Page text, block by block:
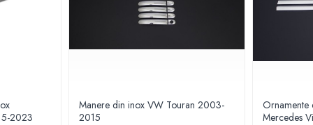
2023
Manere din inox VW Touran 2003-
2015
Ornamente
Mercedes